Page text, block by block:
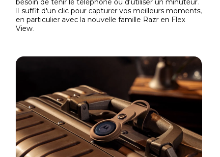
besoin de tenir le téléphone ou d'utiliser un minuteur.
Il suffit d'un clic pour capturer vos meilleurs moments,
en particulier avec la nouvelle famille Razr en Flex
View.